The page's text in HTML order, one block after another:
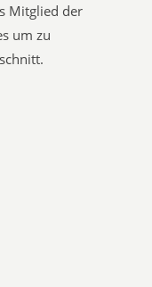
Mitglied der
um zu